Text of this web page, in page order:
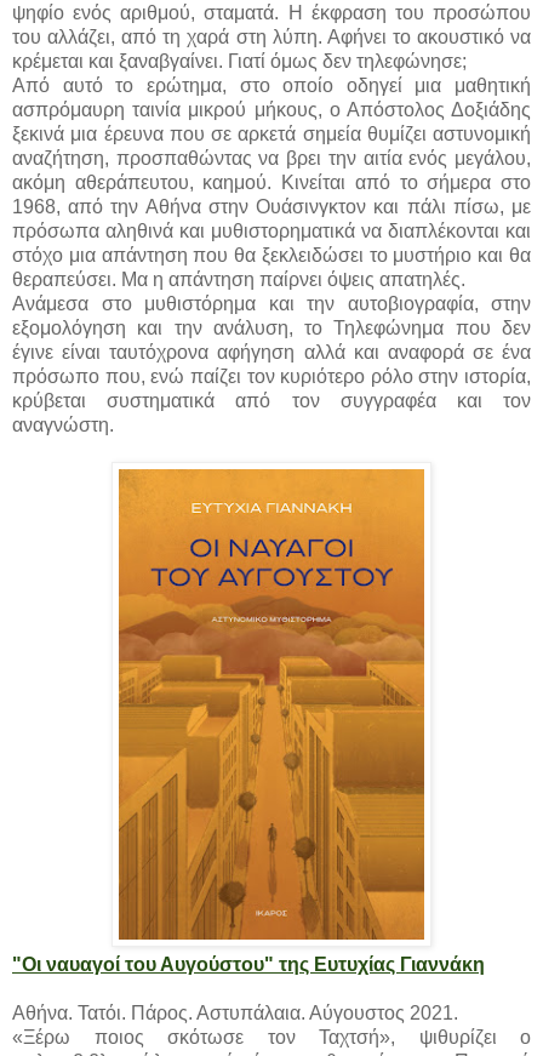
ψηφίο ενός αριθμού, σταματά. Η έκφραση του προσώπου
του αλλάζει, από τη χαρά στη λύπη. Αφήνει το ακουστικό να
κρέμεται και ξαναβγαίνει. Γιατί όμως δεν τηλεφώνησε;
Από αυτό το ερώτημα, στο οποίο οδηγεί μια μαθητική
ασπρόμαυρη ταινία μικρού μήκους, ο Απόστολος Δοξιάδης
ξεκινά μια έρευνα που σε αρκετά σημεία θυμίζει αστυνομική
αναζήτηση, προσπαθώντας να βρει την αιτία ενός μεγάλου,
ακόμη αθεράπευτου, καημού. Κινείται από το σήμερα στο
1968, από την Αθήνα στην Ουάσινγκτον και πάλι πίσω, με
πρόσωπα αληθινά και μυθιστορηματικά να διαπλέκονται και
στόχο μια απάντηση που θα ξεκλειδώσει το μυστήριο και θα
θεραπεύσει. Μα η απάντηση παίρνει όψεις απατηλές.
Ανάμεσα στο μυθιστόρημα και την αυτοβιογραφία, στην
εξομολόγηση και την ανάλυση, το Τηλεφώνημα που δεν
έγινε είναι ταυτόχρονα αφήγηση αλλά και αναφορά σε ένα
πρόσωπο που, ενώ παίζει τον κυριότερο ρόλο στην ιστορία,
κρύβεται συστηματικά από τον συγγραφέα και τον
αναγνώστη.
"Οι ναυαγοί του Αυγούστου" της Ευτυχίας Γιαννάκη
Αθήνα. Τατόι. Πάρος. Αστυπάλαια. Αύγουστος 2021.
«Ξέρω ποιος σκότωσε τον Ταχτσή», ψιθυρίζει ο